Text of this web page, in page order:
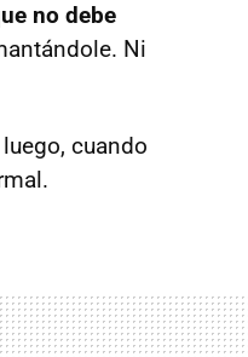
no debe
Ni
cuando